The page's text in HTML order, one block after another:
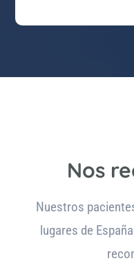
Nos
Nuestros
lugares de